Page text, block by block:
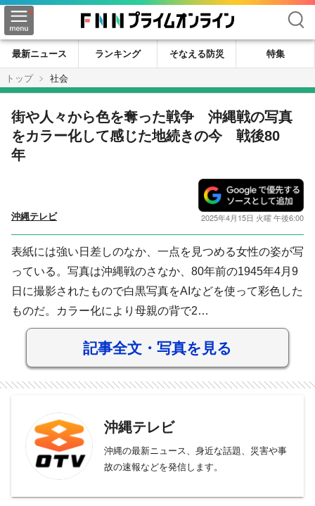
検索
最新ニュース ランキング そなえる防災
特集
トップ
社会
街や人々から色を奪った戦争 沖縄戦の写真
をカラー化して感じた地続きの今 戦後80
年
沖縄テレビ 2025年4月15日 火曜 午後6:00
表紙には強い日差しのなか、一点を見つめる女性の姿が写
っている。写真は沖縄戦のさなか、80年前の1945年4月9
日に撮影されたもので白黒写真をAIなどを使って彩色した
ものだ。カラー化により母親の背で2…
記事全文・写真を見る
沖縄テレビ
沖縄の最新ニュース、身近な話題、災害や事
故の速報などを発信します。